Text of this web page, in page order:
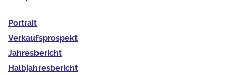
Portrait
Verkaufs­prospekt
Jahres­bericht
Halb­jahres­bericht